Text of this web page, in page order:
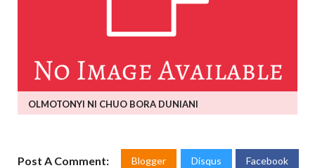
OLMOTONYI NI CHUO BORA DUNIANI
Post A Comment: Blogger Disqus Facebook